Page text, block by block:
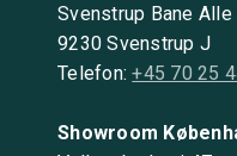
Svenstrup Bane Alle
9230 Svenstrup J
Telefon:+45 70 25
Showroom